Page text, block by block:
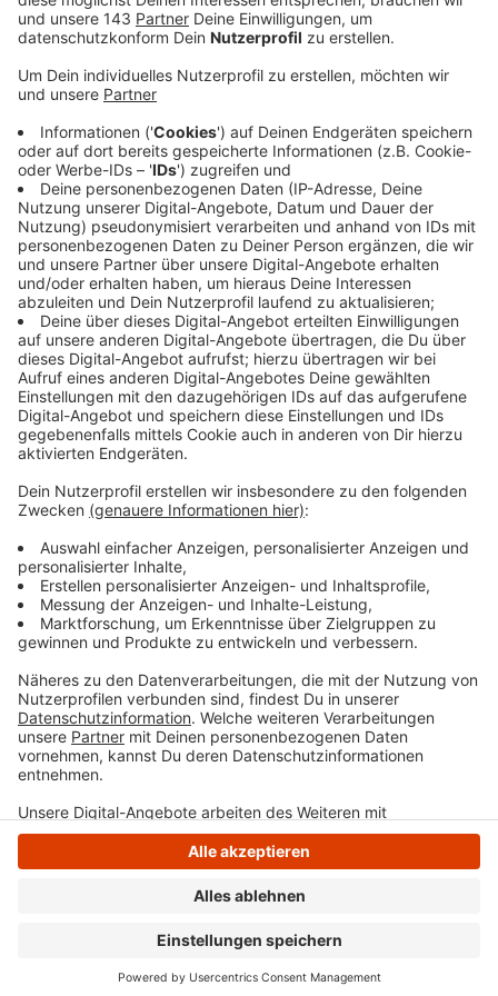
Einfamilienhäuser bereit. Maximal 1.000 Euro gibt
es pro Antrag und Haushalt. Der erzeugte Strom
muss selbst verbraucht werden. Witten will zudem
die Installation von 100 Balkonkraftwerken
unterstützen. Dafür stehen 20.000 Euro zur
Verfügung.
Veröffentlicht:Dienstag, 20.06.2023 15:55
Anzeige
Das Antragsverfahren für die Fördergelder kann digital,
aber auch auf Papier erfolgen. Der Link dazu stehthier
Die Unterlagen für einen herkömmlichen Antrag können
telefonisch unter 02302-581-4044 und per E-Mail an
pv-foerderprogramme@stadt-witten.de angefordert
Zimmer 208, abgeholt werden.
Anzeige
Anzeige